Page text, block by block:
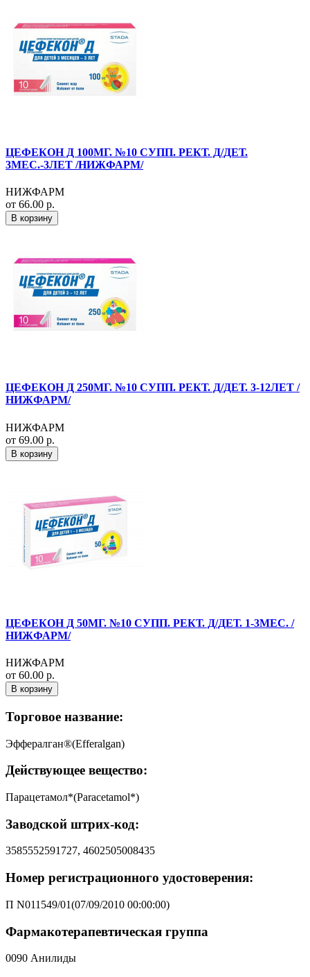
ЦЕФЕКОН Д 100МГ. №10 СУПП. РЕКТ. Д/ДЕТ.
3МЕС.-3ЛЕТ /НИЖФАРМ/
НИЖФАРМ
от 66.00 р.
В корзину
ЦЕФЕКОН Д 250МГ. №10 СУПП. РЕКТ. Д/ДЕТ. 3-12ЛЕТ /
НИЖФАРМ/
НИЖФАРМ
от 69.00 р.
В корзину
ЦЕФЕКОН Д 50МГ. №10 СУПП. РЕКТ. Д/ДЕТ. 1-3МЕС. /
НИЖФАРМ/
НИЖФАРМ
от 60.00 р.
В корзину
Торговое название:
Эффералган®(Efferalgan)
Действующее вещество:
Парацетамол*(Paracetamol*)
Заводской штрих-код:
3585552591727, 4602505008435
Номер регистрационного удостоверения:
П N011549/01(07/09/2010 00:00:00)
Фармакотерапевтическая группа
0090 Анилиды